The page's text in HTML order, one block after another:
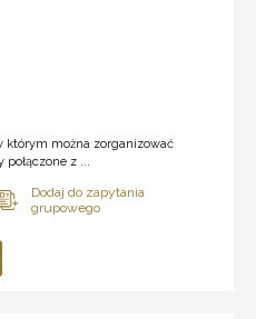
którym można zorganizować
z ...